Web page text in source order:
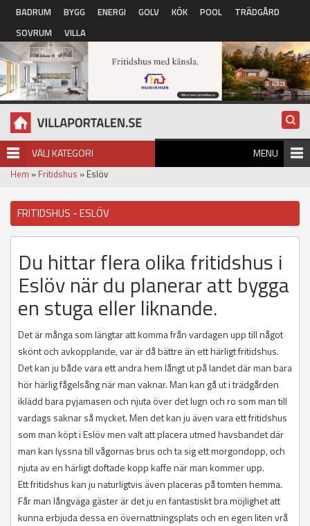
Hoppa till huvudinnehåll
BADRUM BYGG ENERGI GOLV KÖK POOL
TRÄDGÅRD
SOVRUM
VILLA
VÄLJ KATEGORI MENU
Hem » Fritidshus » Eslöv
FRITIDSHUS - ESLÖV
Du hittar flera olika fritidshus i
Eslöv när du planerar att bygga
en stuga eller liknande.
Det är många som längtar att komma från vardagen upp till något
skönt och avkopplande, var är då bättre än ett härligt fritidshus.
Det kan ju både vara ett andra hem långt ut på landet där man bara
hör härlig fågelsång när man vaknar. Man kan gå ut i trädgården
iklädd bara pyjamasen och njuta över det lugn och ro som man till
vardags saknar så mycket. Men det kan ju även vara ett fritidshus
som man köpt i Eslöv men valt att placera utmed havsbandet där
man kan lyssna till vågornas brus och ta sig ett morgondopp, och
njuta av en härligt doftade kopp kaffe när man kommer upp.
Ett fritidshus kan ju naturligtvis även placeras på tomten hemma.
Får man långväga gäster är det ju en fantastiskt bra möjlighet att
kunna erbjuda dessa en övernattningsplats och en egen liten vrå